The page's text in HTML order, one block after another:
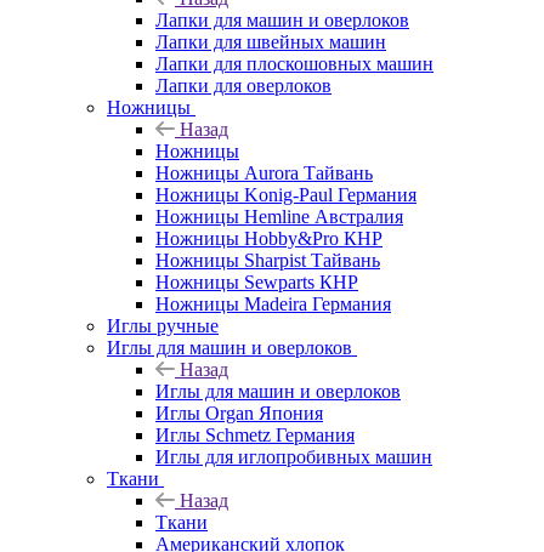
Лапки для машин и оверлоков
Лапки для швейных машин
Лапки для плоскошовных машин
Лапки для оверлоков
Ножницы
Назад
Ножницы
Ножницы Aurora Тайвань
Ножницы Konig-Paul Германия
Ножницы Hemline Австралия
Ножницы Hobby&Pro КНР
Ножницы Sharpist Тайвань
Ножницы Sewparts КНР
Ножницы Madeira Германия
Иглы ручные
Иглы для машин и оверлоков
Назад
Иглы для машин и оверлоков
Иглы Organ Япония
Иглы Schmetz Германия
Иглы для иглопробивных машин
Ткани
Назад
Ткани
Американский хлопок